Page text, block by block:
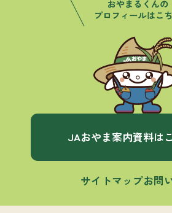
JAおやま案内資料は
サイトマップお問